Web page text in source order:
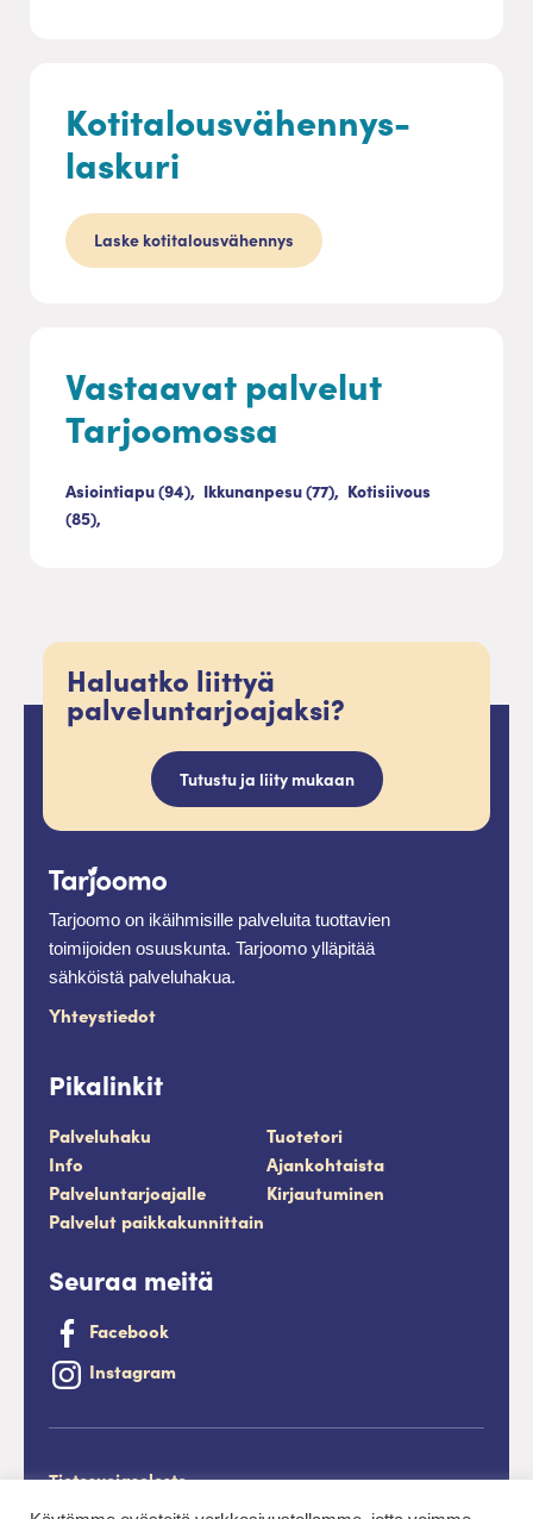
Vastaavat palvelut
Tarjoomossa
Asiointiapu (94), Ikkunanpesu (77), Kotisiivous
(85),
Kotitalousvähennys-
laskuri
Laske kotitalousvähennys
Haluatko liittyä
palveluntarjoajaksi?
Tutustu ja liity mukaan
Tarjoomo on ikäihmisille palveluita tuottavien
toimijoiden osuuskunta. Tarjoomo ylläpitää
sähköistä palveluhakua.
Yhteystiedot
Pikalinkit
Palveluhaku
Tuotetori
Info
Ajankohtaista
Palveluntarjoajalle
Kirjautuminen
Palvelut paikkakunnittain
Seuraa meitä
Facebook
Instagram
Tietosuojaseloste